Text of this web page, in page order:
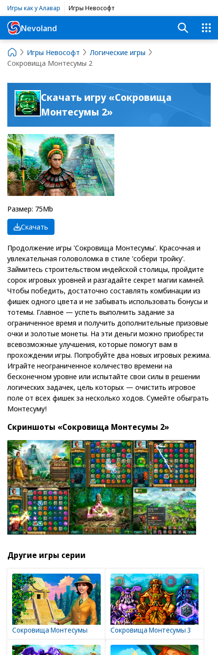
Игры как у Алавар Игры Невософт
Nevoland
Игры Невософт
Логические игры
Сокровища Монтесумы 2
Скачать игру «Сокровища
Монтесумы 2»
Размер: 75Mb
Скачать
Продолжение игры 'Сокровища Монтесумы'. Красочная и
увлекательная головоломка в стиле 'собери тройку'.
Займитесь строительством индейской столицы, пройдите
сорок игровых уровней и разгадайте секрет магии камней.
Чтобы победить, достаточно составлять комбинации из
фишек одного цвета и не забывать использовать бонусы и
тотемы. Главное — успеть выполнить задание за
ограниченное время и получить дополнительные призовые
очки и золотые монеты. На эти деньги можно приобрести
всевозможные улучшения, которые помогут вам в
прохождении игры. Попробуйте два новых игровых режима.
Играйте неограниченное количество времени на
бесконечном уровне или испытайте свои силы в решении
логических задачек, цель которых — очистить игровое
поле от всех фишек за несколько ходов. Сумейте обыграть
Монтесуму!
Скриншоты «Сокровища Монтесумы 2»
Другие игры серии
Сокровища Монтесумы Сокровища Монтесумы 3